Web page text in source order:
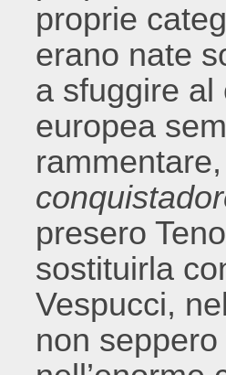
proprie
erano nate
a sfuggire al
europea
presero
sostituirla
Vespucci,
non